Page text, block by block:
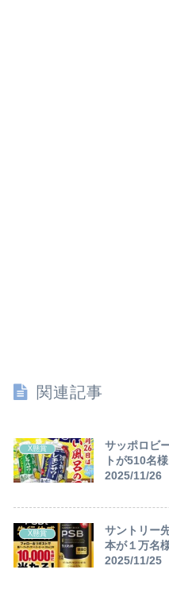
関連記事
X懸賞
サッポロビ
トが510名
2025/11/26
X懸賞
サントリー
本が１万名
2025/11/25